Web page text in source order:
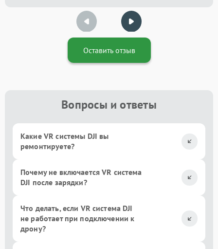
Оставить отзыв
Вопросы и ответы
Какие VR системы DJI вы
ремонтируете?
Почему не включается VR система
DJI после зарядки?
Что делать, если VR система DJI
не работает при подключении к
дрону?